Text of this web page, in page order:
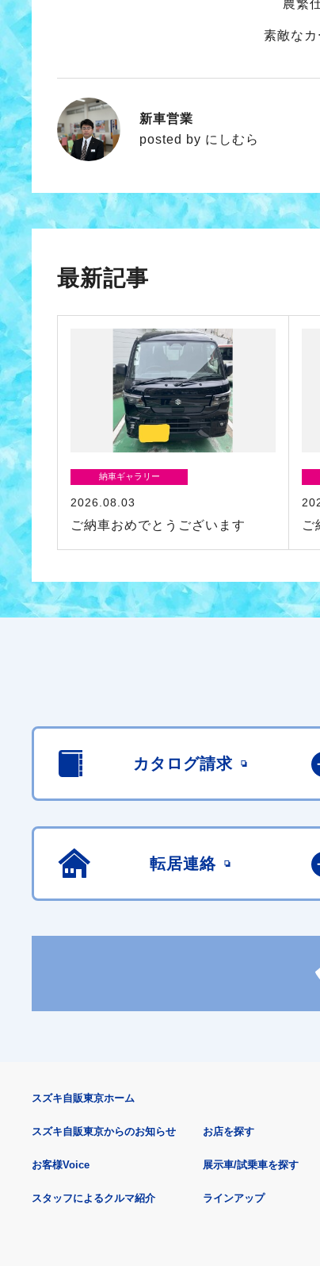
農繁
素敵な
にしむら
新車営業
posted by にしむら
最新記事
納車ギャラリー
2026.08.03
ご納車おめでとうございます ご
カタログ請求
転居連絡
スズキ自販東京ホーム
スズキ自販東京からのお知らせ
お客様Voice
スタッフによるクルマ紹介
お店を探す
展示車/試乗車を探す
ラインアップ